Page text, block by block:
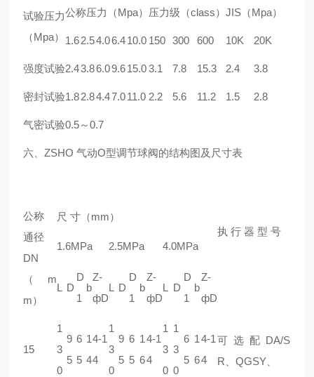
试验压力
（Mpa）
公称压力（Mpa） 压力级（class）JIS（Mpa）
1.62.54.06.410.0 150 300 600 10K 20K
强度试验2.43.86.09.615.0 3.1 7.8 15.3 2.4 3.8
密封试验1.82.84.47.011.0 2.2 5.6 11.2 1.5 2.8
气密试验0.5～0.7
六、ZSHO 气动O型调节球阀的结构图及尺寸表
公称
通径
DN
（m
m）
尺 寸（mm）
执 行 器 型 号
1.6MPa
2.5MPa 4.0MPa
L D
D
1
b
Z-
фD
L D
D
1
b
Z-
фD
L D
D
1
b
Z-
фD
可选配DA/S
R、QGSY、
15
1
3
0
9
5
6
5
1
4
4-1
4
1
3
0
9
5
6
5
1
6
4-1
4
1
3
0
1
3
0
6
5
1
6
4-1
4